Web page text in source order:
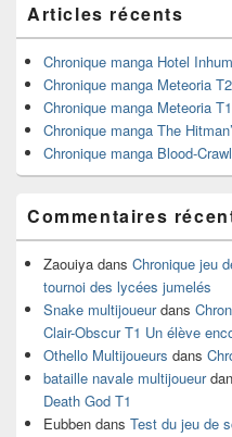
principale
de
widget
pour
barre
latérale
Articles récents
Chronique manga Hotel
Chronique manga Meteoria T2
Chronique manga Meteoria T1
Chronique manga The
Chronique manga Blood-
Commentaires
Zaouiya dans Chronique jeu
tournoi des lycées jumelés
Snake multijoueurdans
Clair-Obscur T1 Un élève
Othello Multijoueurs dans
bataille navale multijoueur
Death God T1
Eubben dans Test du jeu de